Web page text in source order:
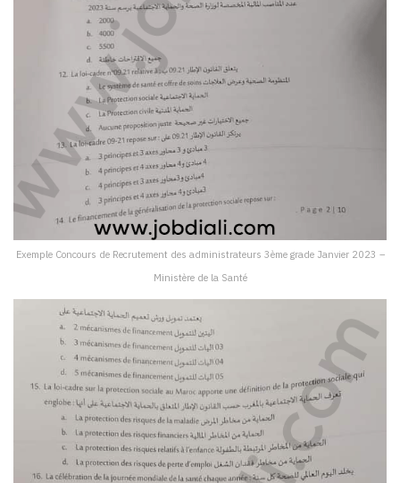
Exemple Concours de Recrutement des administrateurs 3ème grade Janvier 2023 –
Ministère de la Santé